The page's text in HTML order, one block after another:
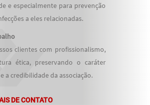
e especialmente para prevenção
a eles relacionadas.
clientes com profissionalismo,
ética, preservando o caráter
a credibilidade da associação.
DE CONTATO